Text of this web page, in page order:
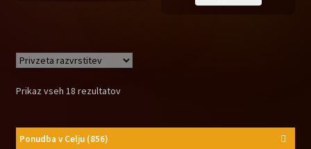
Prikaz vseh 18 rezultatov
Ponudba v Celju (856)